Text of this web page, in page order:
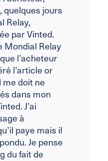
quelques jours
Relay,
par Vinted.
Mondial Relay
l’acheteur
l’article or
me doit ne
dans mon
J’ai
à
paye mais il
Je pense
du fait de